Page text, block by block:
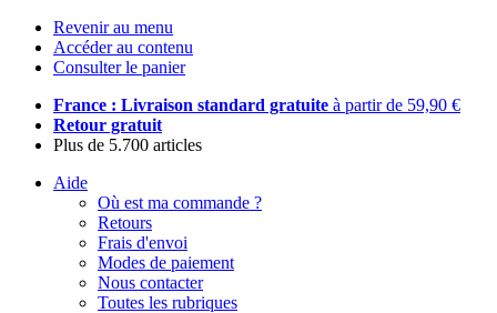
Revenir au menu
Accéder au contenu
Consulter le panier
France : Livraison standard gratuite à partir de 59,90 €
Retour gratuit
Plus de 5.700 articles
Aide
Où est ma commande ?
Retours
Frais d'envoi
Modes de paiement
Nous contacter
Toutes les rubriques